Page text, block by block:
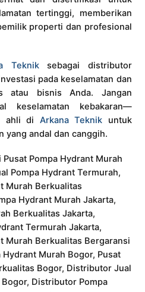
tertinggi, memberikan
properti dan profesional
Tekniksebagai distributor
pada keselamatan dan
atau bisnis Anda. Jangan
keselamatan kebakaran—
ahli di Arkana Teknik untuk
yang andal dan canggih.
Pompa Hydrant Murah
Pompa Hydrant Termurah,
Murah Berkualitas
Hydrant Murah Jakarta,
Berkualitas Jakarta,
Termurah Jakarta,
Murah Berkualitas Bergaransi
Murah Bogor, Pusat
Bogor, Distributor Jual
Distributor Pompa